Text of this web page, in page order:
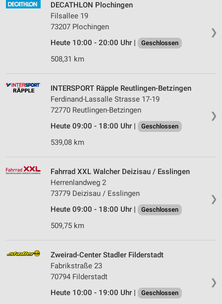
❯
DECATHLON Plochingen
Filsallee 19
73207 Plochingen
Heute 10:00 - 20:00 Uhr |
Geschlossen
508,31 km
❯
INTERSPORT Räpple Reutlingen-Betzingen
Ferdinand-Lassalle Strasse 17-19
72770 Reutlingen-Betzingen
Heute 09:00 - 18:00 Uhr |
Geschlossen
539,08 km
❯
Fahrrad XXL Walcher Deizisau / Esslingen
Herrenlandweg 2
73779 Deizisau / Esslingen
Heute 09:00 - 18:00 Uhr |
Geschlossen
509,75 km
❯
Zweirad-Center Stadler Filderstadt
Fabrikstraße 23
70794 Filderstadt
Heute 10:00 - 19:00 Uhr |
Geschlossen